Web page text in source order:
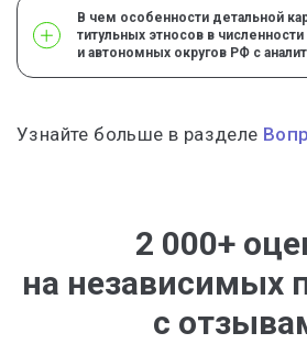
В чем особенности детальной
титульных этносов в
и автономных округов РФ с
Узнайте больше в разделе
2 000+
на независимых
с